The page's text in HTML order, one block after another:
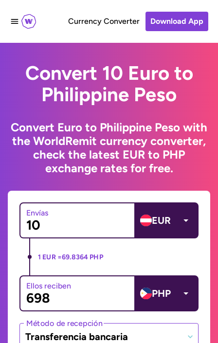
Currency Converter Download App
Convert 10 Euro to
Philippine Peso
Convert Euro to Philippine Peso with
the WorldRemit currency converter,
check the latest EUR to PHP
exchange rates for free.
Envías
EUR
1 EUR =69.8364 PHP
Ellos reciben
PHP
Método de recepción
Transferencia bancaria